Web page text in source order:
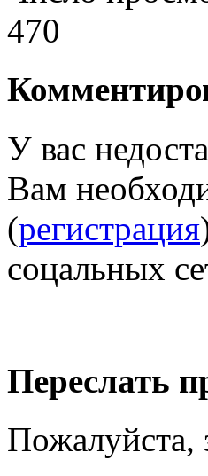
470
У вас
Вам
(регистрация
соцальных
Переслать
Пожалуйста,